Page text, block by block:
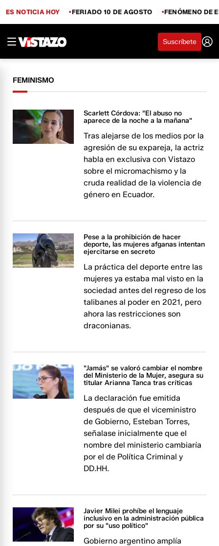
ES NOTICIA HOY FERIADO 10 DE AGOSTO FENÓMENO DE
Suscríbete
FEMINISMO
Scarlett Córdova: "El abuso no
aparece de la noche a la mañana"
Tras alejarse de los medios por la
agresión de su expareja, la actriz
habla en exclusiva con Vistazo
sobre el micromachismo y la
cruda realidad de la violencia de
género en Ecuador.
Pese a la prohibición de hacer
deporte, las mujeres afganas intentan
ejercitarse en secreto
La práctica del deporte entre las
mujeres ya estaba mal visto en la
sociedad antes del regreso de los
talibanes al poder en 2021, pero
ahora las restricciones son
draconianas.
"Jamás" se valoró cambiar el nombre
del Ministerio de la Mujer, asegura su
titular Arianna Tanca tras críticas
La declaración fue emitida
después de que el viceministro
de Gobierno, Esteban Torres,
señalase inicialmente que el
nombre del ministerio cambiaría
por el de Política Criminal y
DD.HH.
Javier Milei prohíbe el lenguaje
inclusivo en la administración pública
por su "uso político"
Gobierno argentino amplía